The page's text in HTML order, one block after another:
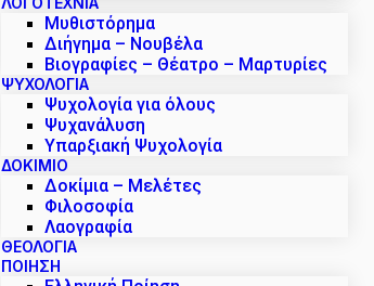
Μυθιστόρημα
Διήγημα – Νουβέλα
Βιογραφίες – Θέατρο – Μαρτυρίες
ΨΥΧΟΛΟΓΙΑ
Ψυχολογία για όλους
Ψυχανάλυση
Υπαρξιακή Ψυχολογία
ΔΟΚΊΜΙΟ
Δοκίμια – Μελέτες
Φιλοσοφία
Λαογραφία
ΘΕΟΛΟΓΙΑ
ΠΟΙΗΣΗ